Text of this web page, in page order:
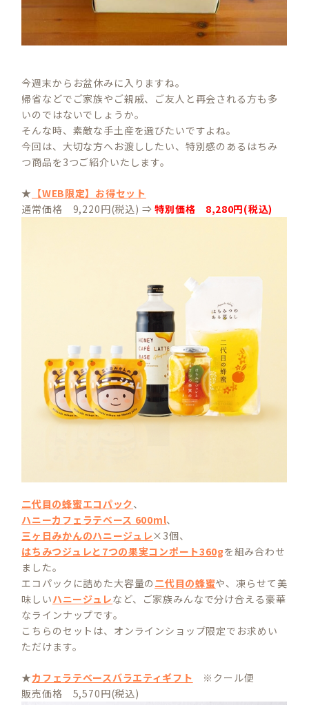
今週末からお盆休みに入りますね。
帰省などでご家族やご親戚、ご友人と再会される方も多
いのではないでしょうか。
そんな時、素敵な手土産を選びたいですよね。
今回は、大切な方へお渡ししたい、特別感のあるはちみ
つ商品を3つご紹介いたします。
★ 【WEB限定】お得セット
通常価格 9,220円(税込) ⇒特別価格 8,280円(税込)
二代目の蜂蜜エコパック、
ハニーカフェラテベース 600ml、
三ヶ日みかんのハニージュレ×3個、
はちみつジュレと7つの果実コンポート360gを組み合わせ
ました。
エコパックに詰めた大容量の 二代目の蜂蜜や、凍らせて美
味しいハニージュレなど、ご家族みんなで分け合える豪華
なラインナップです。
こちらのセットは、オンラインショップ限定でお求めい
ただけます。
★カフェラテベースバラエティギフト ※クール便
販売価格 5,570円(税込)